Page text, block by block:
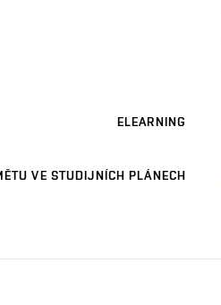
ELEARNING
VE STUDIJNÍCH PLÁNECH